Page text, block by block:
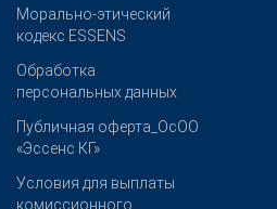
Морально-этический
кодекс ESSENS
Обработка
персональных данных
Публичная оферта_ОсОО
«Эссенс КГ»
Условия для выплаты
комиссионного